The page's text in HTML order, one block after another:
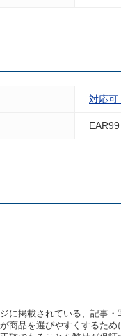
対応可
EAR99
に掲載されている、記事
商品を選びやすくするた